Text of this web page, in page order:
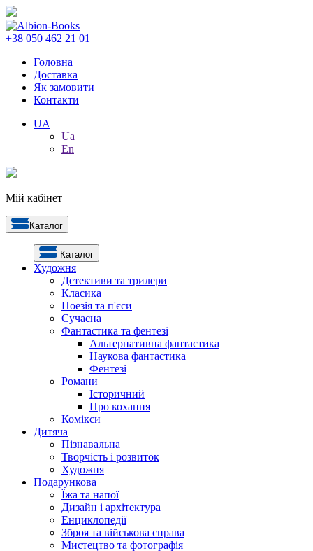
+38 050 462 21 01
Головна
Доставка
Як замовити
Контакти
UA
Ua
En
Мій кабінет
Каталог
Каталог
Художня
Детективи та трилери
Класика
Поезія та п'єси
Сучасна
Фантастика та фентезі
Альтернативна фантастика
Наукова фантастика
Фентезі
Романи
Історичний
Про кохання
Комікси
Дитяча
Пізнавальна
Творчість і розвиток
Художня
Подарункова
Їжа та напої
Дизайн і архітектура
Енциклопедії
Зброя та військова справа
Мистецтво та фотографія